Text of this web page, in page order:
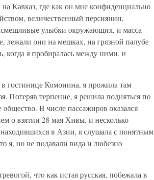
Кавказ, где как он мне конфиденциально
величественный персиянин,
улыбки окружающих, и масса
лежали они на мешках, на грязной палубе
когда я пробиралась между ними, и
гостинице Комонина, я прожила там
Потеряв терпение, я решила подняться по
В числе пассажиров оказался
о взятии 28 мая Хивы, и несколько
в Азии, я слушала с понятным
я, но не подавали вида и любезно
что как истая русская, побежала в